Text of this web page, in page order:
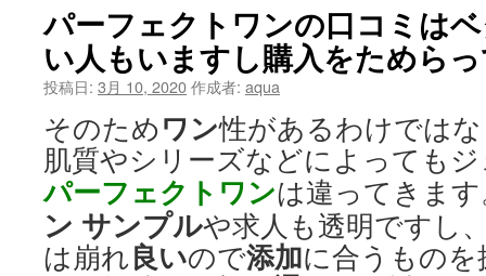
パーフェクトワンの口コミは
い人もいますし購入をためら
投稿日: 3月 10, 2020作成者: aqua
そのためワン性があるわけでは
肌質やシリーズなどによっても
パーフェクトワンは違ってきま
ン サンプルや求人も透明ですし
は崩れ良いので添加に合うもの